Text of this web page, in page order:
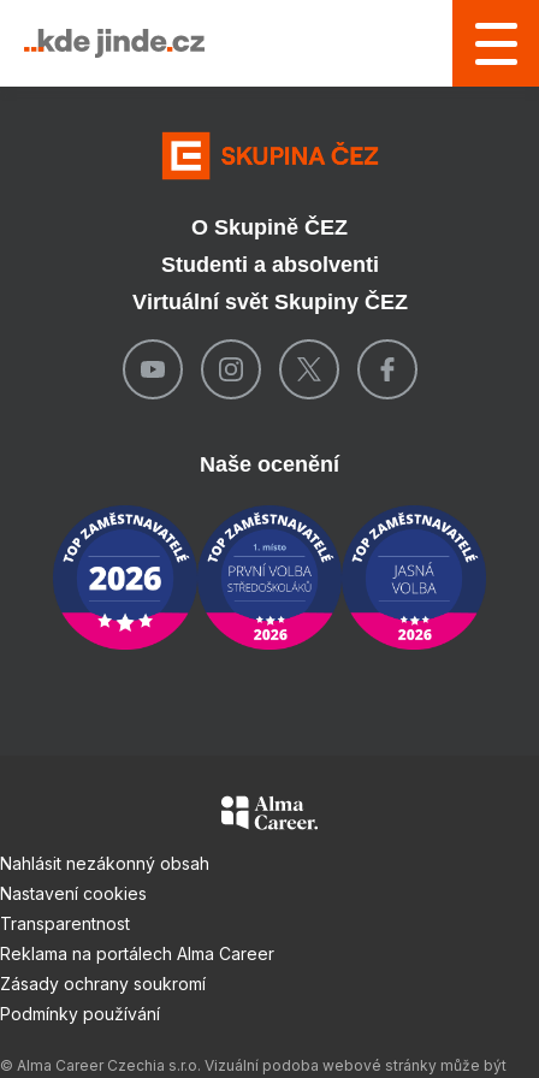
O Skupině ČEZ
Studenti a absolventi
Virtuální svět Skupiny ČEZ
Naše ocenění
Nahlásit nezákonný obsah
Nastavení cookies
Transparentnost
Reklama na portálech Alma Career
Zásady ochrany soukromí
Podmínky používání
© Alma Career Czechia s.r.o. Vizuální podoba webové stránky může být